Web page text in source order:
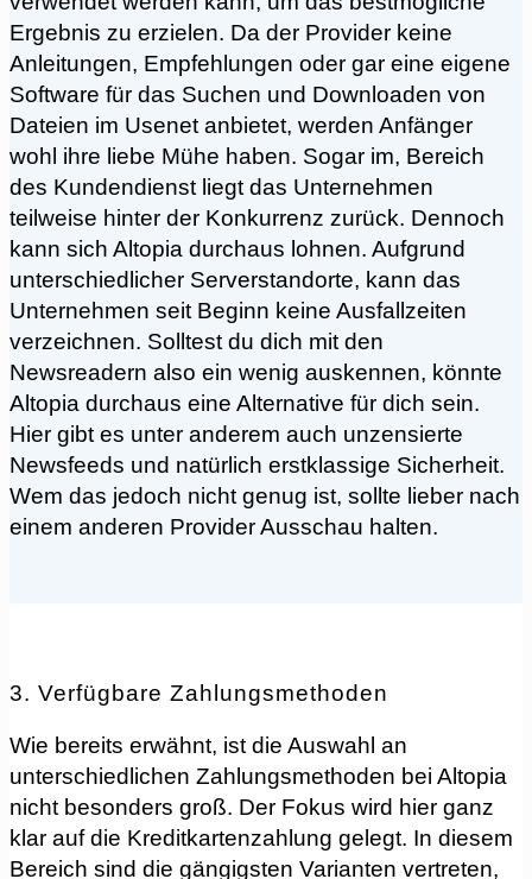
Ergebnis zu erzielen. Da der Provider keine
Anleitungen, Empfehlungen oder gar eine eigene
Software für das Suchen und Downloaden von
Dateien im Usenet anbietet, werden Anfänger
wohl ihre liebe Mühe haben. Sogar im, Bereich
des Kundendienst liegt das Unternehmen
teilweise hinter der Konkurrenz zurück. Dennoch
kann sich Altopia durchaus lohnen. Aufgrund
unterschiedlicher Serverstandorte, kann das
Unternehmen seit Beginn keine Ausfallzeiten
verzeichnen. Solltest du dich mit den
Newsreadern also ein wenig auskennen, könnte
Altopia durchaus eine Alternative für dich sein.
Hier gibt es unter anderem auch unzensierte
Newsfeeds und natürlich erstklassige Sicherheit.
Wem das jedoch nicht genug ist, sollte lieber nach
einem anderen Provider Ausschau halten.
3. Verfügbare Zahlungsmethoden
Wie bereits erwähnt, ist die Auswahl an
unterschiedlichen Zahlungsmethoden bei Altopia
nicht besonders groß. Der Fokus wird hier ganz
klar auf die Kreditkartenzahlung gelegt. In diesem
Bereich sind die gängigsten Varianten vertreten,